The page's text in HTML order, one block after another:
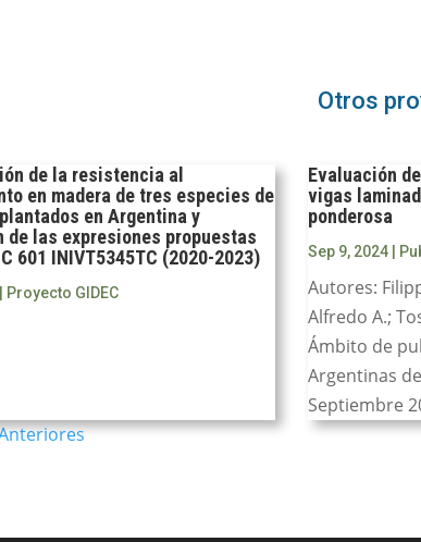
Otros
de la resistencia al
en madera de tres especies de
en Argentina y
las expresiones propuestas
601 INIVT5345TC (2020-2023)
Proyecto GIDEC
Evaluación
vigas
ponderosa
Sep 9, 2024|
Autores:
Alfredo A.;
Ámbito de
Argentinas
Septiembre